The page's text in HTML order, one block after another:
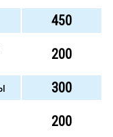
450
200
300
200